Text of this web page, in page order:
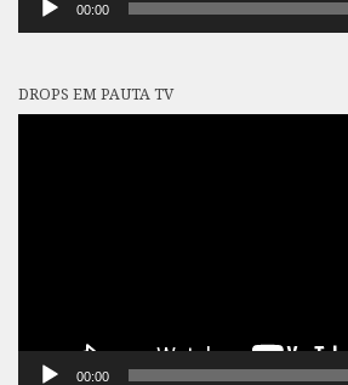
00:00
DROPS EM PAUTA TV
00:00